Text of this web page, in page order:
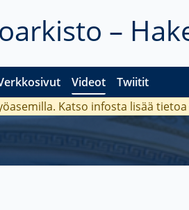
–
Videot Twiitit
Katso infosta lisää